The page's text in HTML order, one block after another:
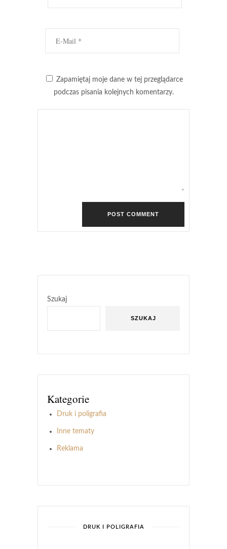
Zapamiętaj moje dane w tej przeglądarce
podczas pisania kolejnych komentarzy.
Szukaj
SZUKAJ
Kategorie
Druk i poligrafia
Inne tematy
Reklama
DRUK I POLIGRAFIA